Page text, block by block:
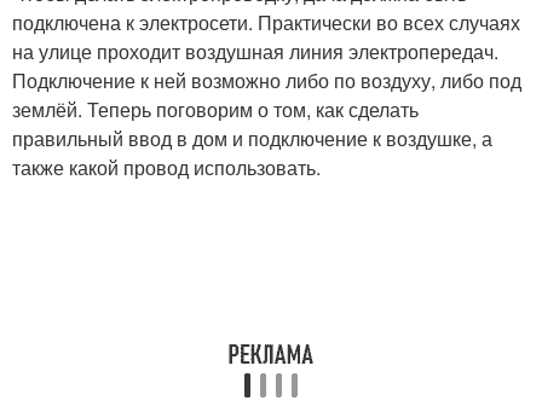
подключена к электросети. Практически во всех случаях
на улице проходит воздушная линия электропередач.
Подключение к ней возможно либо по воздуху, либо под
землёй. Теперь поговорим о том, как сделать
правильный ввод в дом и подключение к воздушке, а
также какой провод использовать.